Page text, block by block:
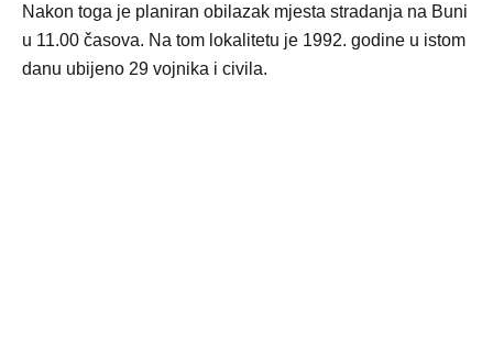
Nakon toga je planiran obilazak mjesta stradanja na Buni
u 11.00 časova. Na tom lokalitetu je 1992. godine u istom
danu ubijeno 29 vojnika i civila.